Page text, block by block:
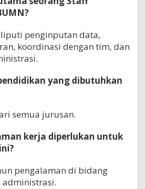
penginputan data,
koordinasi dengan tim, dan
yang dibutuhkan
semua jurusan.
kerja diperlukan untuk
pengalaman di bidang